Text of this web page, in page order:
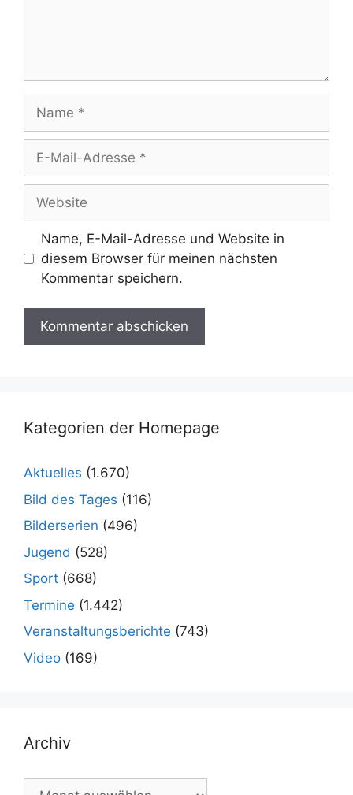
Mail-
Adresse
Name, E-Mail-Adresse und Website in
diesem Browser für meinen nächsten
Kommentar speichern.
Kategorien der Homepage
Aktuelles (1.670)
Bild des Tages (116)
Bilderserien (496)
Jugend (528)
Sport (668)
Termine (1.442)
Veranstaltungsberichte (743)
Video (169)
Archiv
Archiv